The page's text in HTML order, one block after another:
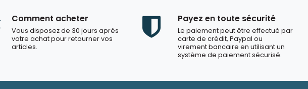
Comment acheter
Vous disposez de 30 jours après
votre achat pour retourner vos
articles.
Payez en toute sécurité
Le paiement peut être effectué par
carte de crédit, Paypal ou
virement bancaire en utilisant un
système de paiement sécurisé.